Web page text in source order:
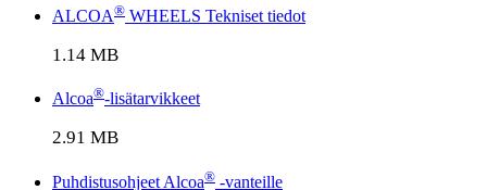
ALCOA® WHEELS Tekniset tiedot
1.14 MB
Alcoa®-lisätarvikkeet
2.91 MB
Puhdistusohjeet Alcoa® -vanteille